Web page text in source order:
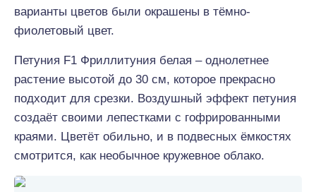
варианты цветов были окрашены в тёмно-
фиолетовый цвет.
Петуния F1 Фриллитуния белая – однолетнее
растение высотой до 30 см, которое прекрасно
подходит для срезки. Воздушный эффект петуния
создаёт своими лепестками с гофрированными
краями. Цветёт обильно, и в подвесных ёмкостях
смотрится, как необычное кружевное облако.